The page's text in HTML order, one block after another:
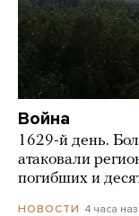
Война
1629-й день.
атаковали
погибших и
НОВОСТИ 4 часа